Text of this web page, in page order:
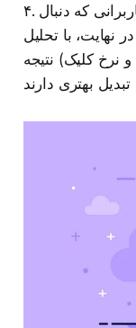
۴. محتوای آموزشی منتشر کنید تا کاربرانی که دنبال
نهایت، با تحلیل
نرخ کلیک) نتیجه